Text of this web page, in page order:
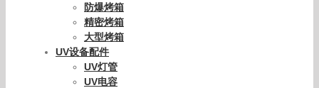
防爆烤箱
精密烤箱
大型烤箱
UV设备配件
UV灯管
UV电容